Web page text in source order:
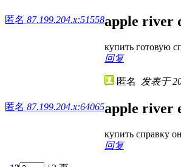
匿名 87.199.204.x:51558apple river
купить готовую
回复
匿名 87.199.204.x:64065
匿名 发表于
apple river
купить справку
回复